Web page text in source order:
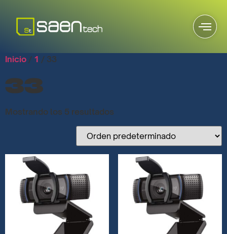
Inicio / 1 / 33
33
Mostrando los 5 resultados